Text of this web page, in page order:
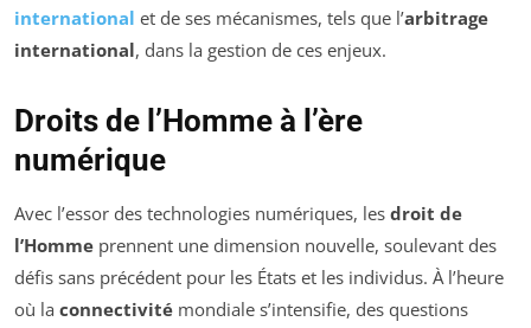
international et de ses mécanismes, tels que l’arbitrage
international, dans la gestion de ces enjeux.
Droits de l’Homme à l’ère
numérique
Avec l’essor des technologies numériques, les droit de
l’Homme prennent une dimension nouvelle, soulevant des
défis sans précédent pour les États et les individus. À l’heure
où la connectivité mondiale s’intensifie, des questions